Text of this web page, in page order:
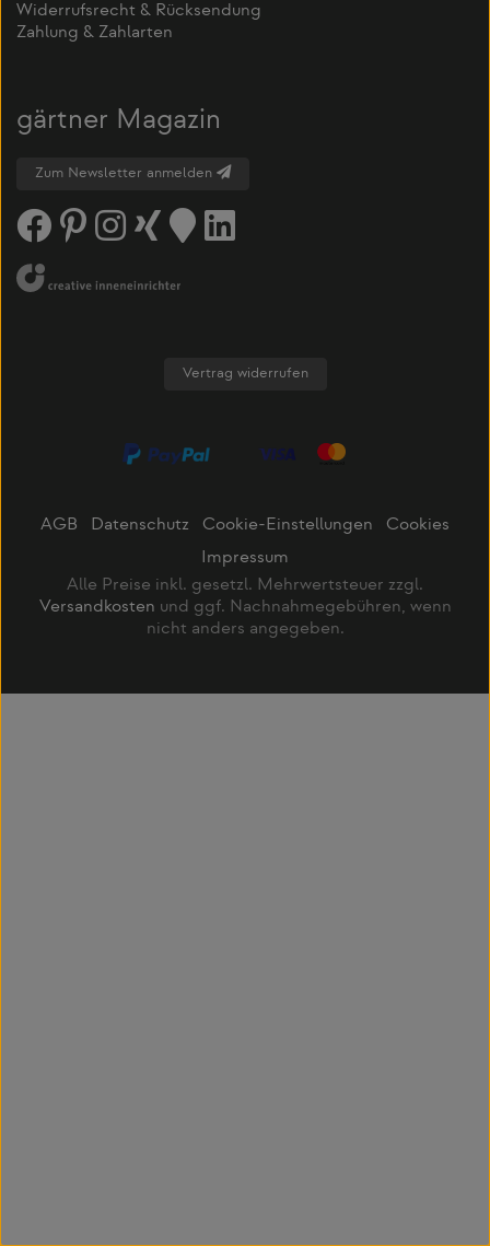
Widerrufsrecht & Rücksendung
Zahlung & Zahlarten
gärtner Magazin
Zum Newsletter anmelden
Vertrag widerrufen
AGB Datenschutz Cookie-Einstellungen
Cookies
Impressum
Alle Preise inkl. gesetzl. Mehrwertsteuer zzgl.
Versandkosten und ggf. Nachnahmegebühren, wenn
nicht anders angegeben.